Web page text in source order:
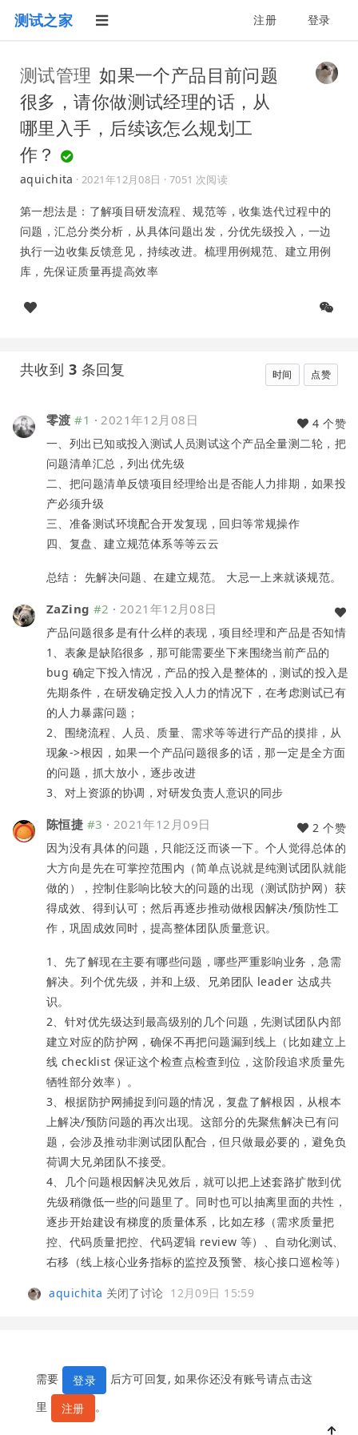
测试之家 注册 登录
测试管理 如果一个产品目前问题
很多，请你做测试经理的话，从
哪里入手，后续该怎么规划工
作？
aquichita ·2021年12月08日 · 7051 次阅读
第一想法是：了解项目研发流程、规范等，收集迭代过程中的
问题，汇总分类分析，从具体问题出发，分优先级投入，一边
执行一边收集反馈意见，持续改进。梳理用例规范、建立用例
库，先保证质量再提高效率
共收到 3 条回复 时间 点赞
零渡 #1 ·2021年12月08日
4 个赞
一、列出已知或投入测试人员测试这个产品全量测二轮，把
问题清单汇总，列出优先级
二、把问题清单反馈项目经理给出是否能人力排期，如果投
产必须升级
三、准备测试环境配合开发复现，回归等常规操作
四、复盘、建立规范体系等等云云
总结： 先解决问题、在建立规范。 大忌一上来就谈规范。
ZaZing #2 · 2021年12月08日
产品问题很多是有什么样的表现，项目经理和产品是否知情
1、表象是缺陷很多，那可能需要坐下来围绕当前产品的
bug 确定下投入情况，产品的投入是整体的，测试的投入是
先期条件，在研发确定投入人力的情况下，在考虑测试已有
的人力暴露问题；
2、围绕流程、人员、质量、需求等等进行产品的摸排，从
现象->根因，如果一个产品问题很多的话，那一定是全方面
的问题，抓大放小，逐步改进
3、对上资源的协调，对研发负责人意识的同步
陈恒捷 #3 · 2021年12月09日
2 个赞
因为没有具体的问题，只能泛泛而谈一下。个人觉得总体的
大方向是先在可掌控范围内（简单点说就是纯测试团队就能
做的），控制住影响比较大的问题的出现（测试防护网）获
得成效、得到认可；然后再逐步推动做根因解决/预防性工
作，巩固成效同时，提高整体团队质量意识。
1、先了解现在主要有哪些问题，哪些严重影响业务，急需
解决。列个优先级，并和上级、兄弟团队 leader 达成共
识。
2、针对优先级达到最高级别的几个问题，先测试团队内部
建立对应的防护网，确保不再把问题漏到线上（比如建立上
线 checklist 保证这个检查点检查到位，这阶段追求质量先
牺牲部分效率）。
3、根据防护网捕捉到问题的情况，复盘了解根因，从根本
上解决/预防问题的再次出现。这部分的先聚焦解决已有问
题，会涉及推动非测试团队配合，但只做最必要的，避免负
荷调大兄弟团队不接受。
4、几个问题根因解决见效后，就可以把上述套路扩散到优
先级稍微低一些的问题里了。同时也可以抽离里面的共性，
逐步开始建设有梯度的质量体系，比如左移（需求质量把
控、代码质量把控、代码逻辑 review 等）、自动化测试、
右移（线上核心业务指标的监控及预警、核心接口巡检等）
aquichita 关闭了讨论 12月09日 15:59
需要 登录
后方可回复, 如果你还没有账号请点击这
里
注册 。